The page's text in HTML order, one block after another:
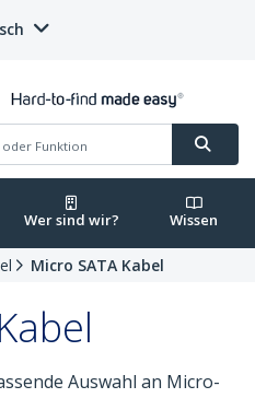
Wer sind wir? Wissen
Micro SATA Kabel
Auswahl an Micro-